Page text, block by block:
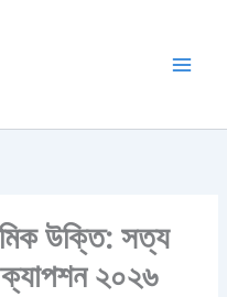
উক্তি: সত্য
ক্যাপশন ২০২৬